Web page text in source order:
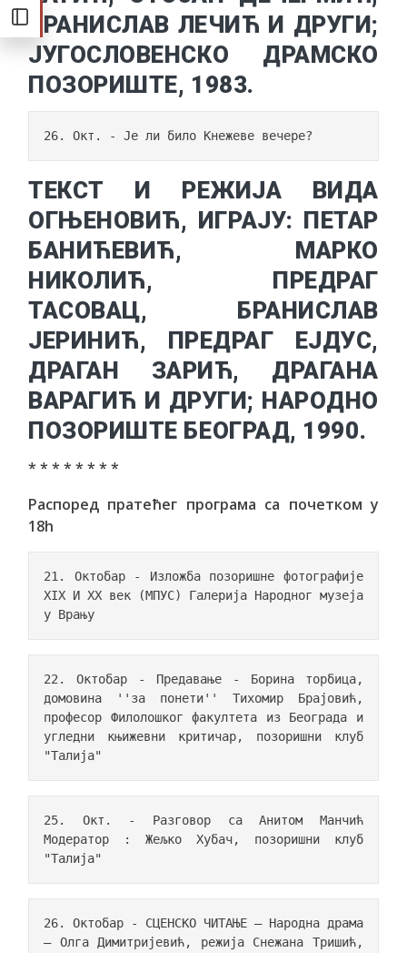
БРАНИСЛАВ ЛЕЧИЋ И ДРУГИ;
ЈУГОСЛОВЕНСКО ДРАМСКО
ПОЗОРИШТЕ, 1983.
26. Окт. - Је ли било Кнежеве вечере?
ТЕКСТ И РЕЖИЈА ВИДА
ОГЊЕНОВИЋ, ИГРАЈУ: ПЕТАР
БАНИЋЕВИЋ, МАРКО
НИКОЛИЋ, ПРЕДРАГ
ТАСОВАЦ, БРАНИСЛАВ
ЈЕРИНИЋ, ПРЕДРАГ ЕЈДУС,
ДРАГАН ЗАРИЋ, ДРАГАНА
ВАРАГИЋ И ДРУГИ; НАРОДНО
ПОЗОРИШТЕ БЕОГРАД, 1990.
* * * * * * * *
Распоред пратећег програма са почетком у
18h
21. Октобар - Изложба позоришне фотографије
XIX И XX век (МПУС) Галерија Народног музеја
у Врању
22. Октобар - Предавање - Борина торбица,
домовина ''за понети'' Тихомир Брајовић,
професор Филолошког факултета из Београда и
угледни књижевни критичар, позоришни клуб
"Талија"
25. Окт. - Разговор са Анитом Манчић
Модератор : Жељко Хубач, позоришни клуб
"Талија"
26. Октобар - СЦЕНСКО ЧИТАЊЕ – Народна драма
– Олга Димитријевић, режија Снежана Тришић,